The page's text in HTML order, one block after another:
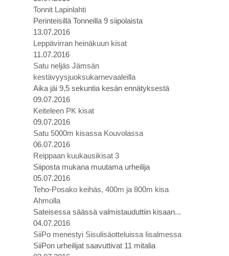
Tonnit Lapinlahti
Perinteisillä Tonneilla 9 siipolaista
13.07.2016
Leppävirran heinäkuun kisat
11.07.2016
Satu neljäs Jämsän
kestävyysjuoksukarnevaaleilla
Aika jäi 9,5 sekuntia kesän ennätyksestä
09.07.2016
Keiteleen PK kisat
09.07.2016
Satu 5000m kisassa Kouvolassa
06.07.2016
Reippaan kuukausikisat 3
Siiposta mukana muutama urheilija
05.07.2016
Teho-Posako keihäs, 400m ja 800m kisa
Ahmolla
Sateisessa säässä valmistauduttiin kisaan...
04.07.2016
SiiPo menestyi Sisulisäotteluissa Iisalmessa
SiiPon urheilijat saavuttivat 11 mitalia